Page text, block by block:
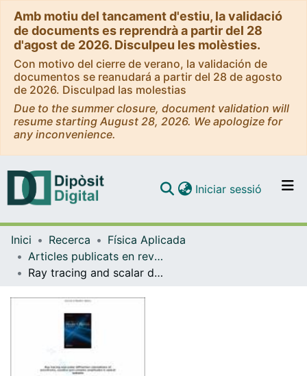
Amb motiu del tancament d'estiu, la validació
de documents es reprendrà a partir del 28
d'agost de 2026. Disculpeu les molèsties.
Con motivo del cierre de verano, la validación de
documentos se reanudará a partir del 28 de agosto
de 2026. Disculpad las molestias
Due to the summer closure, document validation will
resume starting August 28, 2026. We apologize for
any inconvenience.
Navega per tot el DD
Com publicar
Contacte
Iniciar sessió (current)
Inici Recerca
Física Aplicada
Articles publicats en revistes (Física Aplicada)
Ray tracing and scalar diffraction calculations of wavefronts, caustics and complex amplitudes in optical systems